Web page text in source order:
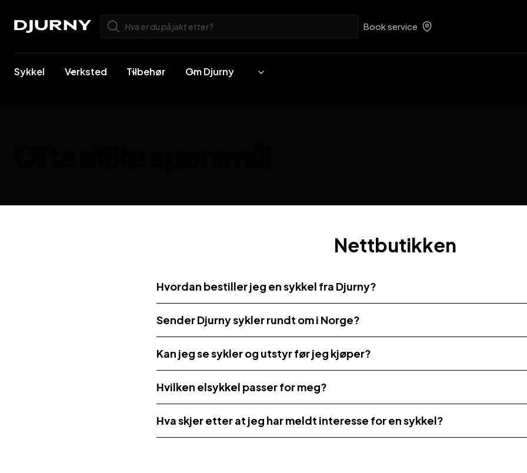
content
Products
search Book service
Sykkel Verksted Tilbehør Om Djurny
Nettbutikken
Hvordan bestiller jeg en sykkel fra Djurny?
Sender Djurny sykler rundt om i Norge?
Kan jeg se sykler og utstyr før jeg kjøper?
Hvilken elsykkel passer for meg?
Hva skjer etter at jeg har meldt interesse for en sykkel?